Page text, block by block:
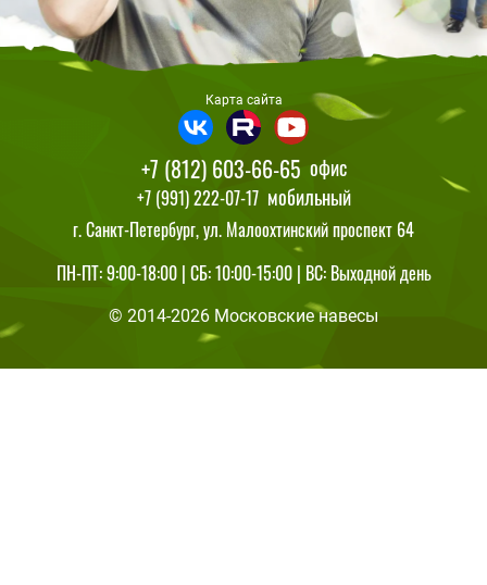
ПН-ПТ: 9:00-18:00 | СБ: 10:00-15:00 | ВС: Выходной день
© 2014-2026 Московские навесы
+7 (812) 603-66-65 офис
+7 (991) 222-07-17 мобильный
г. Санкт-Петербург, ул. Малоохтинский проспект 64
Карта сайта